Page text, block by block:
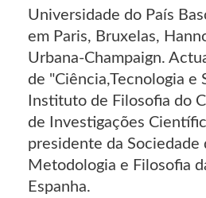
Universidade do País
em Paris, Bruxelas,
Urbana-Champaign.
de "Ciência,Tecnologia e
Instituto de Filosofia do
de Investigações
presidente da Sociedade
Metodologia e Filosofia
Espanha.